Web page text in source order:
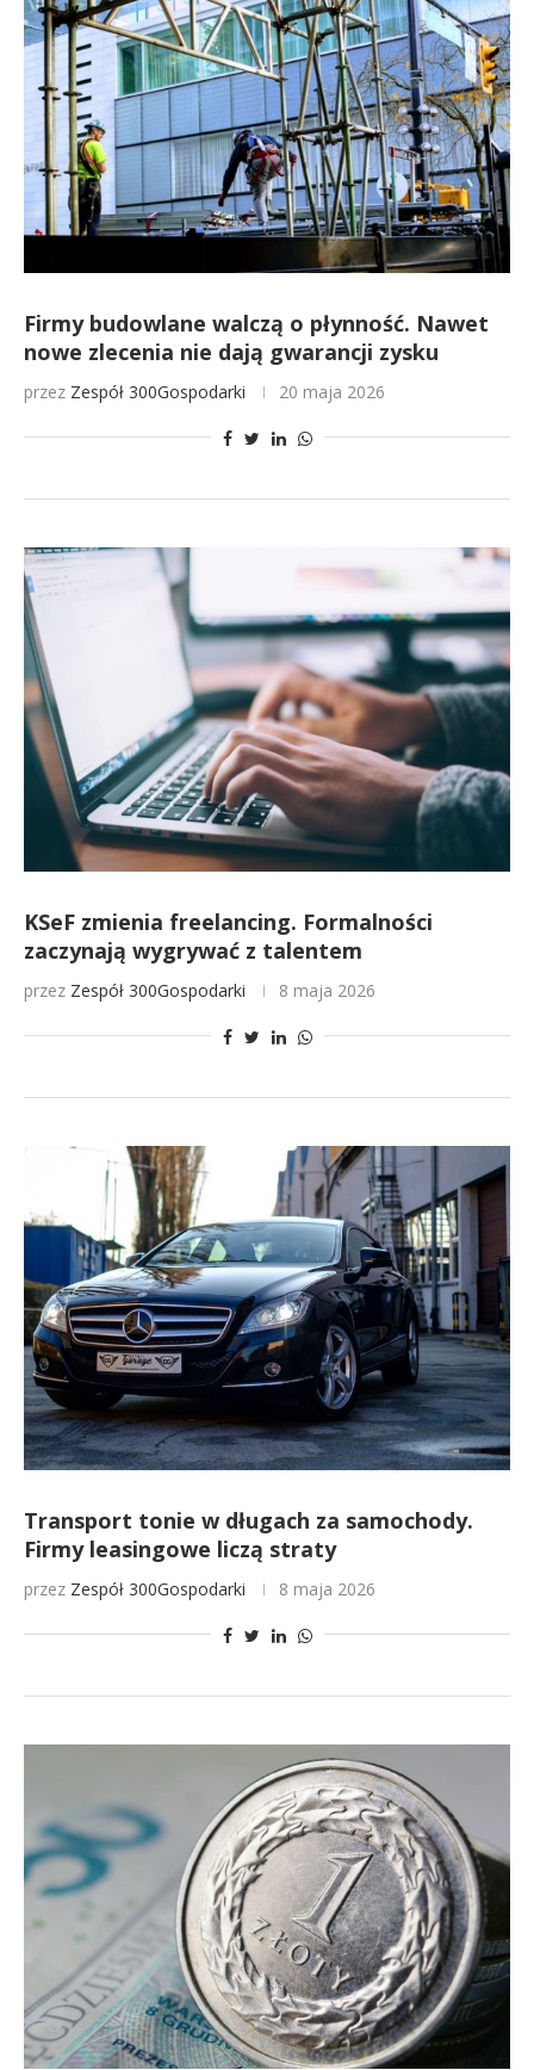
Firmy budowlane walczą o płynność. Nawet
nowe zlecenia nie dają gwarancji zysku
przez Zespół 300Gospodarki 20 maja 2026
KSeF zmienia freelancing. Formalności
zaczynają wygrywać z talentem
przez Zespół 300Gospodarki 8 maja 2026
Transport tonie w długach za samochody.
Firmy leasingowe liczą straty
przez Zespół 300Gospodarki 8 maja 2026